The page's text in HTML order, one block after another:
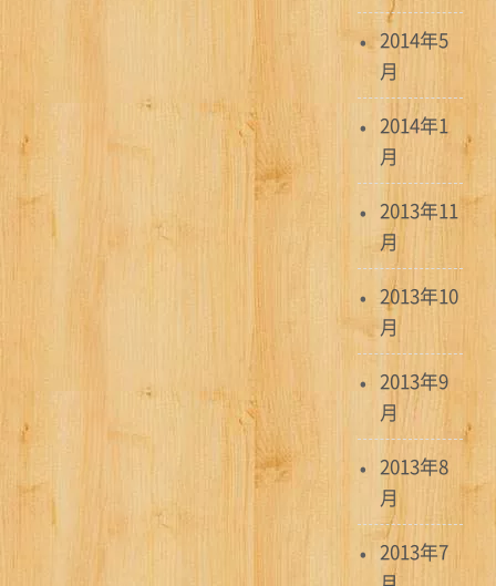
2014年5
月
2014年1
月
2013年11
月
2013年10
月
2013年9
月
2013年8
月
2013年7